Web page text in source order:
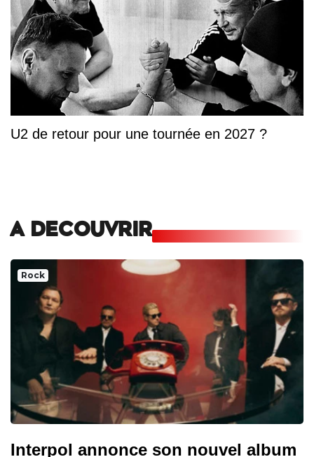
U2 de retour pour une tournée en 2027 ?
A DECOUVRIR
Rock
Interpol annonce son nouvel album